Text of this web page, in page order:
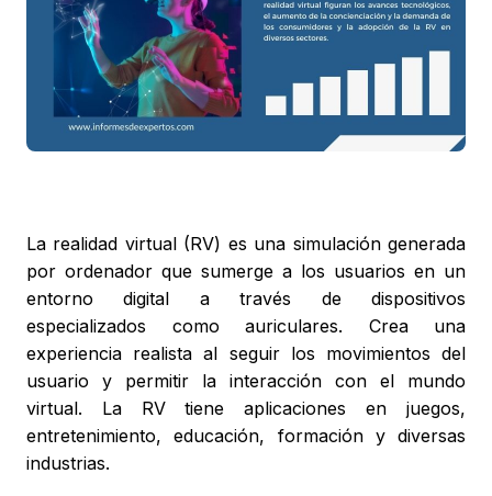
La realidad virtual (RV) es una simulación generada
por ordenador que sumerge a los usuarios en un
entorno digital a través de dispositivos
especializados como auriculares. Crea una
experiencia realista al seguir los movimientos del
usuario y permitir la interacción con el mundo
virtual. La RV tiene aplicaciones en juegos,
entretenimiento, educación, formación y diversas
industrias.